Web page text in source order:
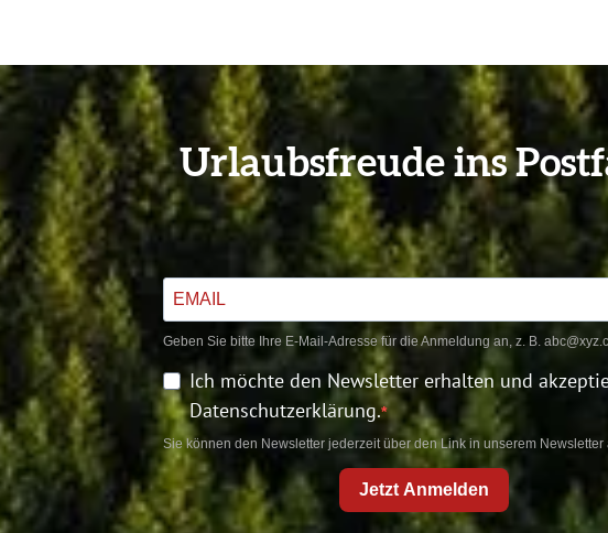
Urlaubsfreude ins
Geben Sie bitte Ihre E-Mail-Adresse für die Anmeldung an, z. B.
Ich möchte den Newsletter erhalten und
Datenschutzerklärung.
Sie können den Newsletter jederzeit über den Link in unserem Newsletter
Jetzt Anmelden